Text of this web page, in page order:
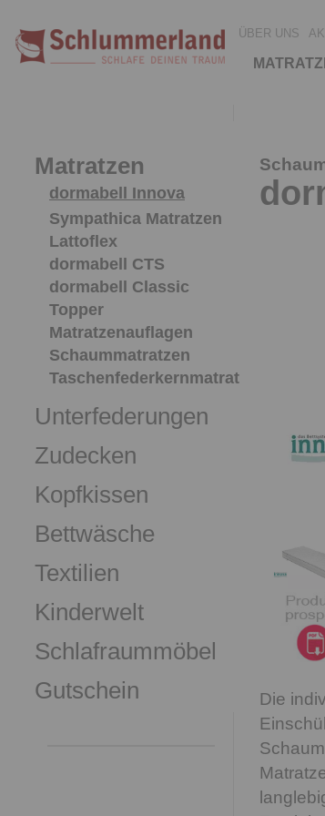
ÜBER UNS
Matratzen
dormabell Innova
Sympathica Matratzen
Lattoflex
dormabell CTS
dormabell Classic
Topper
Matratzenauflagen
Schaummatratzen
Taschenfederkernmatratzen
Unterfederungen
Zudecken
Kopfkissen
Bettwäsche
Textilien
Kinderwelt
Schlafraummöbel
Gutschein
Die